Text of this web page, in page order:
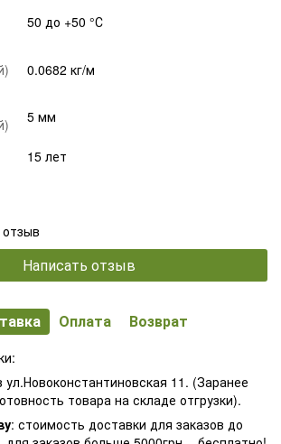
50 до +50 °С
0.0682 кг/м
5 мм
15 лет
Написать отзыв
Оплата Возврат
ул.Новоконстантиновская 11. (Заранее
товара на складе отгрузки).
: стоимость доставки для заказов до